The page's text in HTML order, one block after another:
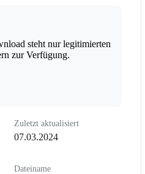
steht nur legitimierten
zur Verfügung.
Zuletzt aktualisiert
07.03.2024
Dateiname